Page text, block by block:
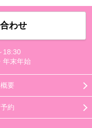
わせ
18:30
年末年始
要
約